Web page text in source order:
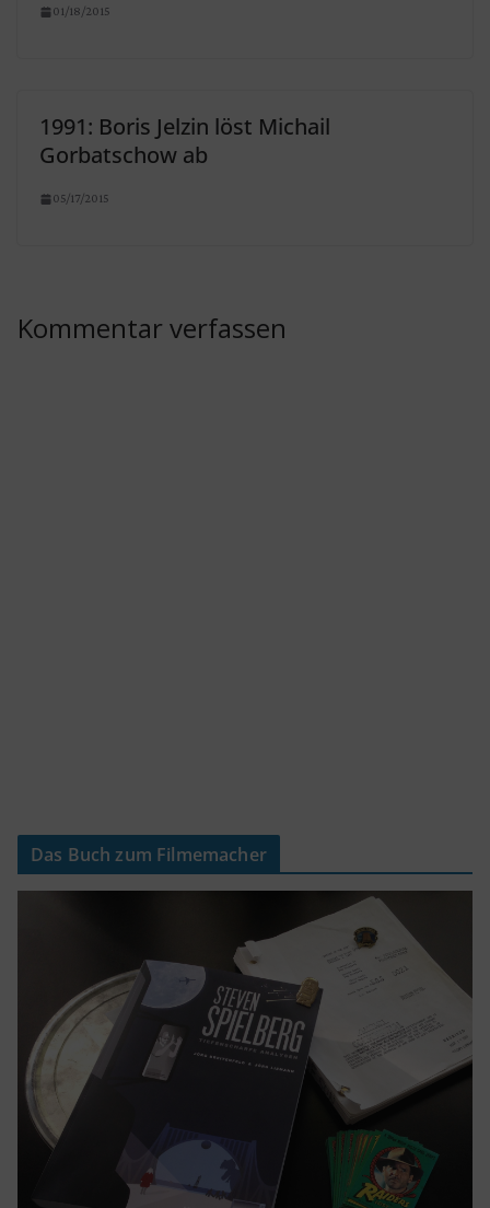
01/18/2015
1991: Boris Jelzin löst Michail
Gorbatschow ab
05/17/2015
Kommentar verfassen
Das Buch zum Filmemacher